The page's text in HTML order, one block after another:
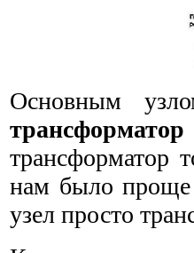
Основным
трансформатор
нам было проще
узел просто